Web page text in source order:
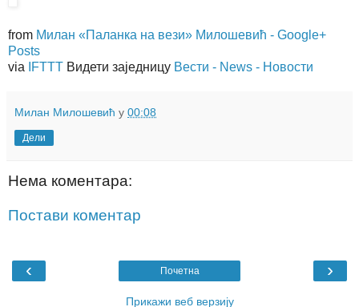
from Милан «Паланка на вези» Милошевић - Google+
Posts
via
IFTTT Видети заједницу Вести - News - Новости
Милан Милошевић у 00:08
Дели
Нема коментара:
Постави коментар
‹ ›
Почетна
Прикажи веб верзију